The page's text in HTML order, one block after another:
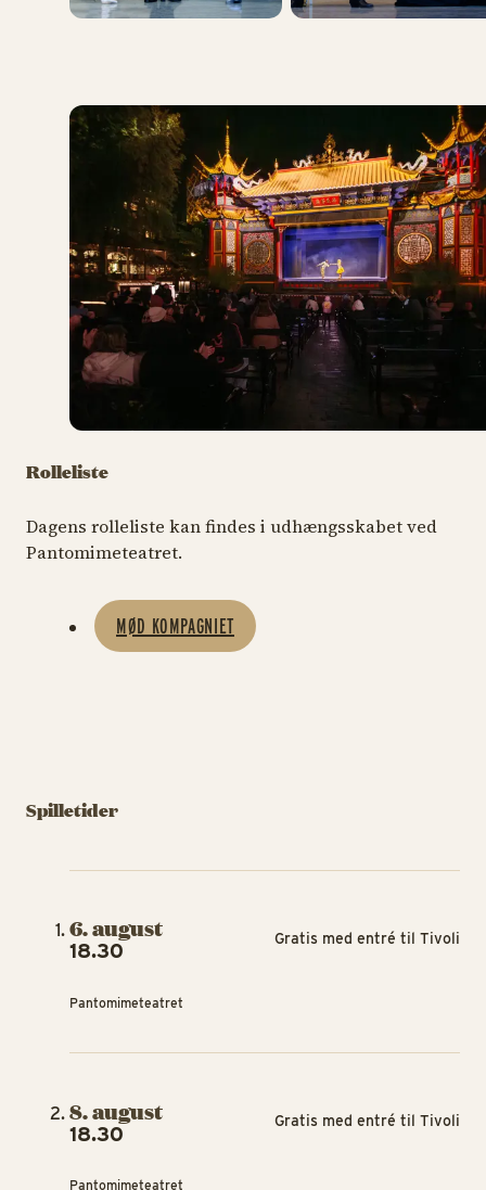
Rolleliste
Dagens rolleliste kan findes i udhængsskabet ved
Pantomimeteatret.
MØD KOMPAGNIET
Spilletider
6. august
18.30
Pantomimeteatret
Gratis med entré til Tivoli
8. august
18.30
Pantomimeteatret
Gratis med entré til Tivoli